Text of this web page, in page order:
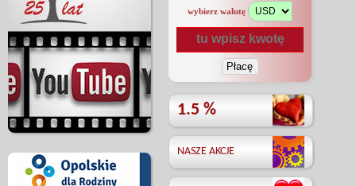
wybierz walutę
1.5 %
NASZE AKCJE